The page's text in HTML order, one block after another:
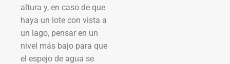
altura y, en caso de que
haya un lote con vista a
un lago, pensar en un
nivel más bajo para que
el espejo de agua se